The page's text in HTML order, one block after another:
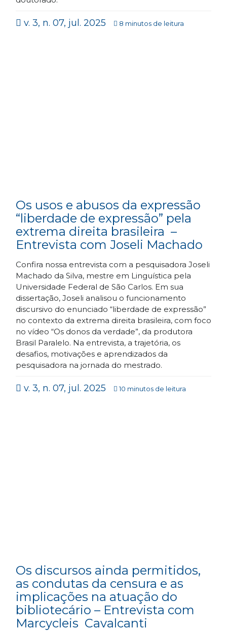
v. 3, n. 07, jul. 2025 8 minutos de leitura
Os usos e abusos da expressão
“liberdade de expressão” pela
extrema direita brasileira –
Entrevista com Joseli Machado
Confira nossa entrevista com a pesquisadora Joseli
Machado da Silva, mestre em Linguística pela
Universidade Federal de São Carlos. Em sua
dissertação, Joseli analisou o funcionamento
discursivo do enunciado “liberdade de expressão”
no contexto da extrema direita brasileira, com foco
no vídeo “Os donos da verdade”, da produtora
Brasil Paralelo. Na entrevista, a trajetória, os
desafios, motivações e aprendizados da
pesquisadora na jornada do mestrado.
v. 3, n. 07, jul. 2025 10 minutos de leitura
Os discursos ainda permitidos,
as condutas da censura e as
implicações na atuação do
bibliotecário – Entrevista com
Marcycleis Cavalcanti